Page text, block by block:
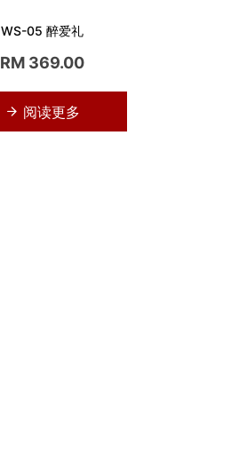
WS-05 醉爱礼
RM 369.00
阅读更多